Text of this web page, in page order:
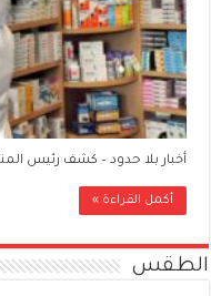
أخبار بلا حدود – كشف رئيس
أكمل القراءة »
الطقس